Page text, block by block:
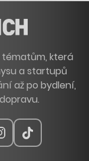
tématům, která
a startupů
až po bydlení,